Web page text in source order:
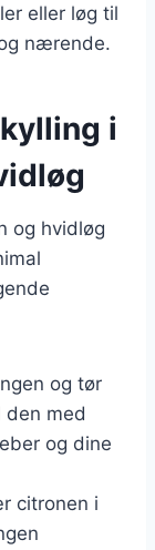
eller løg til
nærende.
i
og hvidløg
og tør
den med
og dine
citronen i